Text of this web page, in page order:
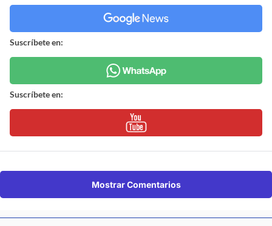
Suscríbete en:
Suscríbete en:
Mostrar Comentarios